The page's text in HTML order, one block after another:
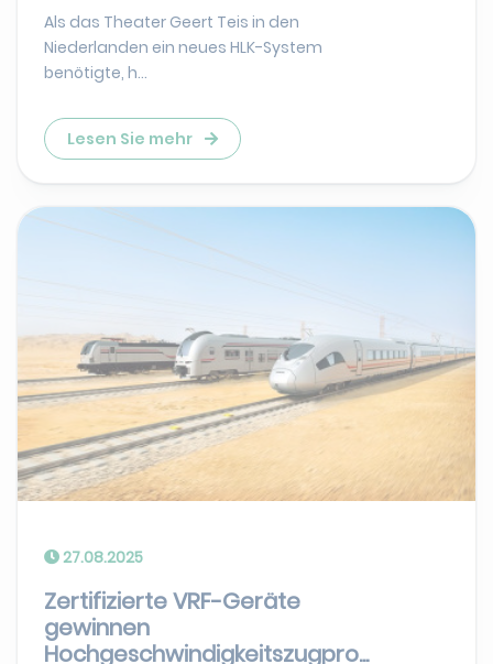
Als das Theater Geert Teis in den
Niederlanden ein neues HLK-System
benötigte, h...
Lesen Sie mehr
27.08.2025
Zertifizierte VRF-Geräte
gewinnen
Hochgeschwindigkeitszugpro...